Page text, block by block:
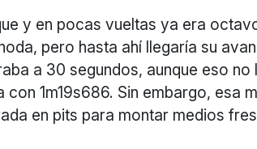
y en pocas vueltas ya era
pero hasta ahí llegaría su
a 30 segundos, aunque eso no
1m19s686. Sin embargo, esa
en pits para montar medios